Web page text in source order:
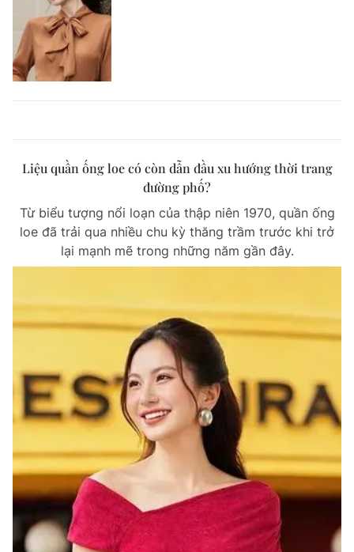
Liệu quần ống loe có còn dẫn đầu xu hướng thời trang
đường phố?
Từ biểu tượng nổi loạn của thập niên 1970, quần ống
loe đã trải qua nhiều chu kỳ thăng trầm trước khi trở
lại mạnh mẽ trong những năm gần đây.